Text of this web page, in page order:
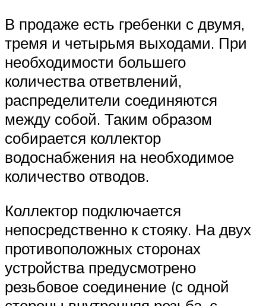
В продаже есть гребенки с двумя,
тремя и четырьмя выходами. При
необходимости большего
количества ответвлений,
распределители соединяются
между собой. Таким образом
собирается коллектор
водоснабжения на необходимое
количество отводов.
Коллектор подключается
непосредственно к стояку. На двух
противоположных сторонах
устройства предусмотрено
резьбовое соединение (с одной